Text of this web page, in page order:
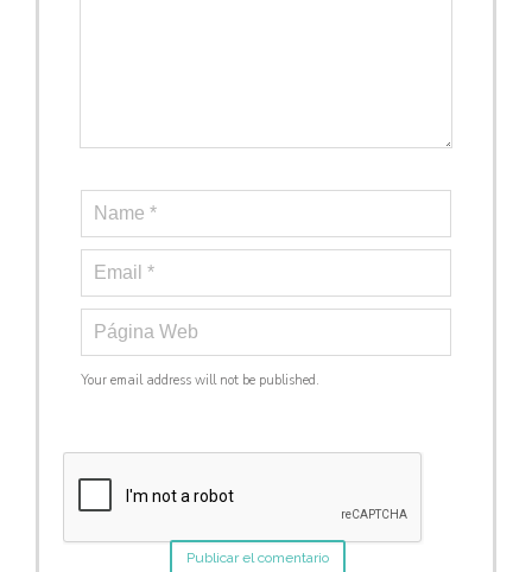
Your email address will not be published.